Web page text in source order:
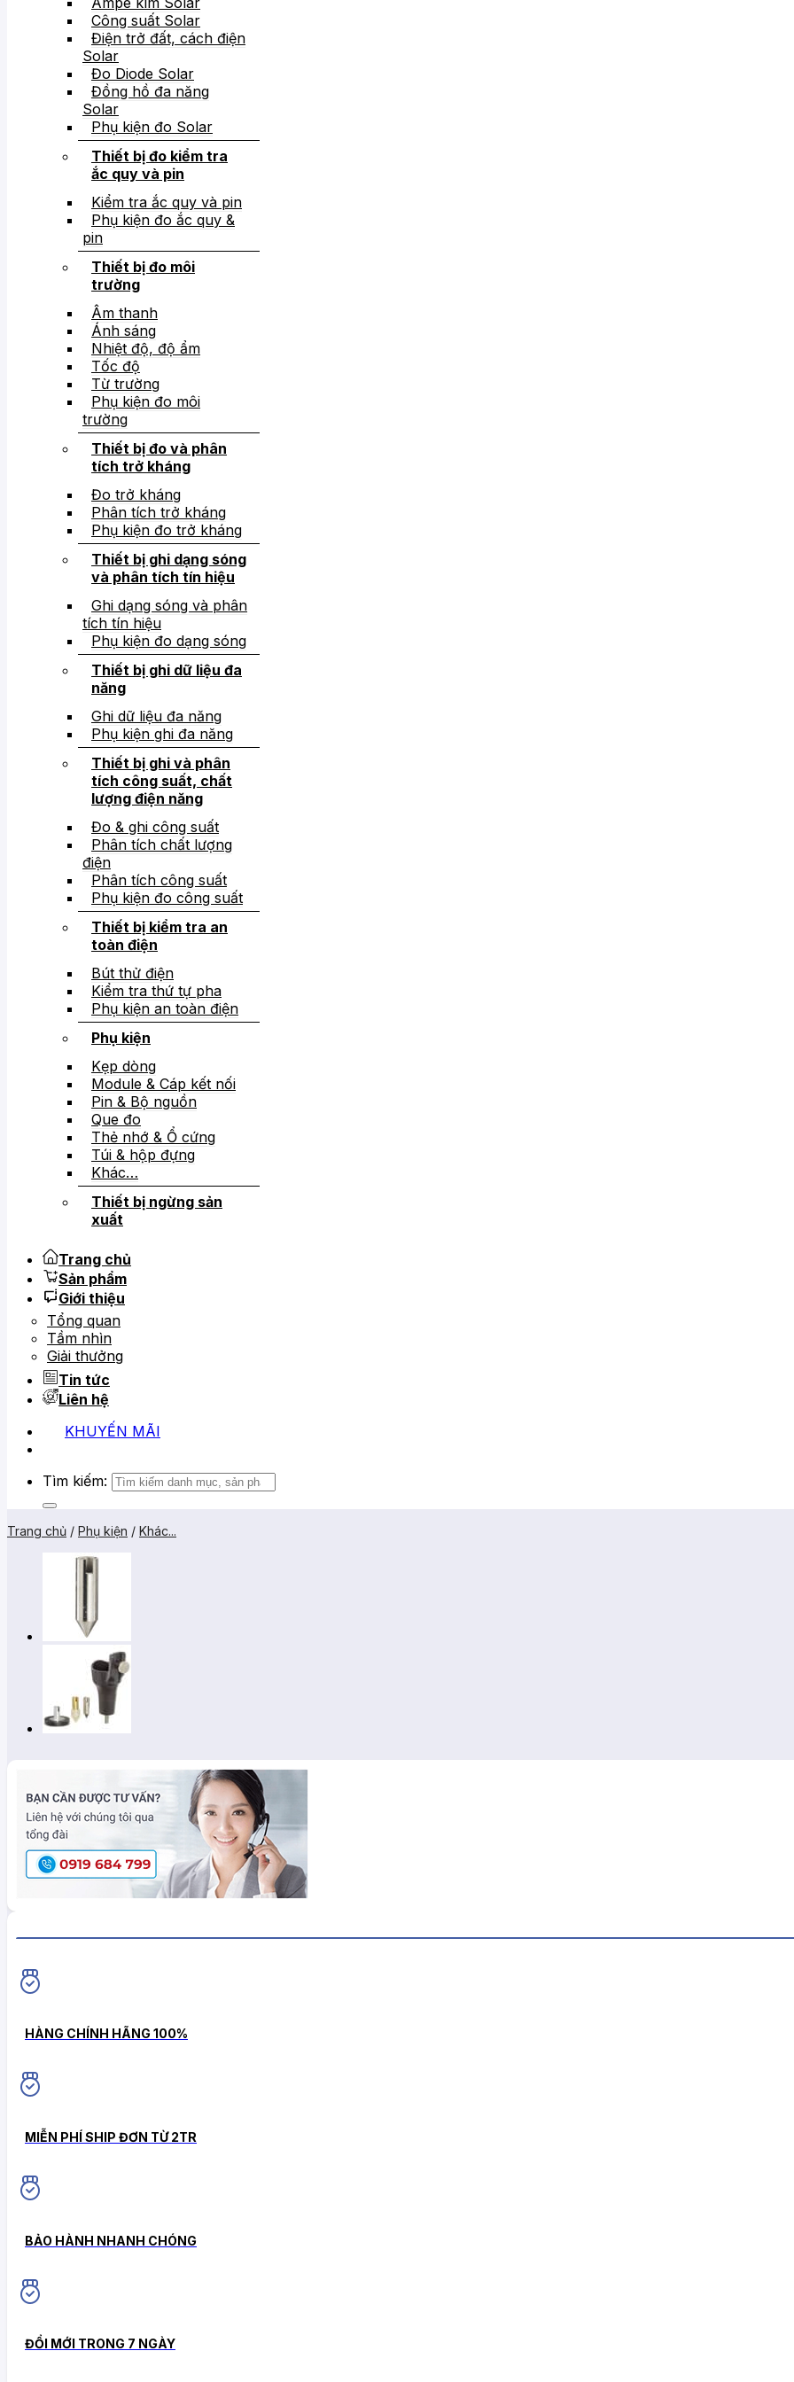
Công suất Solar
Điện trở đất, cách điện
Solar
Đo Diode Solar
Đồng hồ đa năng
Solar
Phụ kiện đo Solar
Thiết bị đo kiểm tra
ắc quy và pin
Kiểm tra ắc quy và pin
Phụ kiện đo ắc quy &
pin
Thiết bị đo môi
trường
Âm thanh
Ánh sáng
Nhiệt độ, độ ẩm
Tốc độ
Từ trường
Phụ kiện đo môi
trường
Thiết bị đo và phân
tích trở kháng
Đo trở kháng
Phân tích trở kháng
Phụ kiện đo trở kháng
Thiết bị ghi dạng sóng
và phân tích tín hiệu
Ghi dạng sóng và phân
tích tín hiệu
Phụ kiện đo dạng sóng
Thiết bị ghi dữ liệu đa
năng
Ghi dữ liệu đa năng
Phụ kiện ghi đa năng
Thiết bị ghi và phân
tích công suất, chất
lượng điện năng
Đo & ghi công suất
Phân tích chất lượng
điện
Phân tích công suất
Phụ kiện đo công suất
Thiết bị kiểm tra an
toàn điện
Bút thử điện
Kiểm tra thứ tự pha
Phụ kiện an toàn điện
Phụ kiện
Kẹp dòng
Module & Cáp kết nối
Pin & Bộ nguồn
Que đo
Thẻ nhớ & Ổ cứng
Túi & hộp đựng
Khác…
Thiết bị ngừng sản
xuất
Trang chủ
Sản phẩm
Giới thiệu
Tổng quan
Tầm nhìn
Giải thưởng
Tin tức
Liên hệ
KHUYẾN MÃI
Tìm kiếm:
Trang chủ / Phụ kiện / Khác...
HÀNG CHÍNH HÃNG 100%
MIỄN PHÍ SHIP ĐƠN TỪ 2TR
BẢO HÀNH NHANH CHÓNG
ĐỔI MỚI TRONG 7 NGÀY